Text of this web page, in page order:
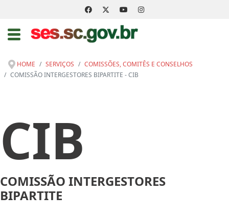
HOME SERVIÇOS
COMISSÕES, COMITÊS E CONSELHOS
COMISSÃO INTERGESTORES BIPARTITE - CIB
CIB
COMISSÃO INTERGESTORES
BIPARTITE